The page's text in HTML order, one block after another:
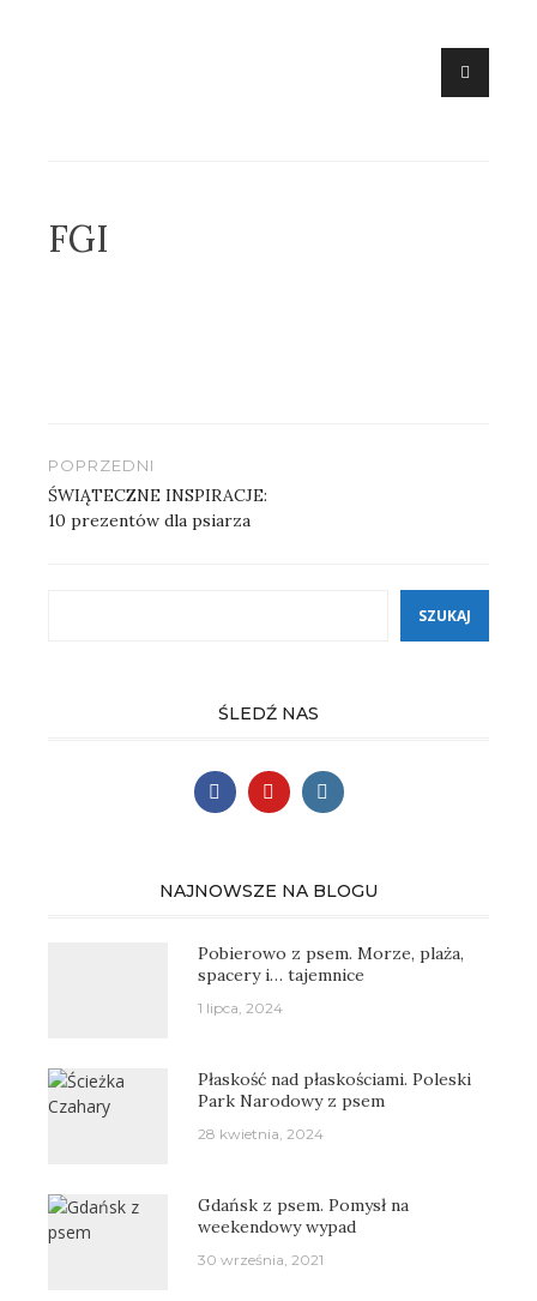
FGI
Nawigacja
wpisu
POPRZEDNI
ŚWIĄTECZNE INSPIRACJE:
10 prezentów dla psiarza
SZUKAJ
ŚLEDŹ NAS
NAJNOWSZE NA BLOGU
Pobierowo z psem. Morze, plaża,
spacery i… tajemnice
1 lipca, 2024
Płaskość nad płaskościami. Poleski
Park Narodowy z psem
28 kwietnia, 2024
Gdańsk z psem. Pomysł na
weekendowy wypad
30 września, 2021